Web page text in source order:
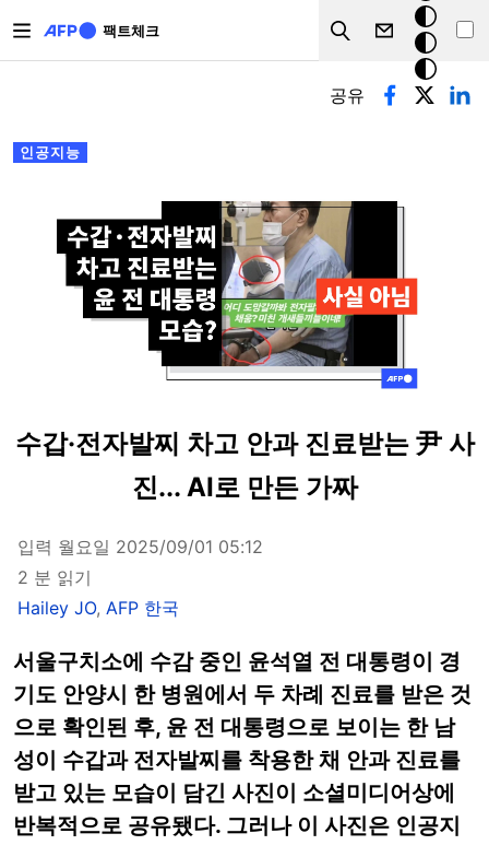
팩트체크
Search
크
모
드
기본탭
인공지능
공유
수갑·전자발찌 차고 안과 진료받는 尹 사
진... AI로 만든 가짜
입력 월요일 2025/09/01 05:12
2 분 읽기
Hailey JO, AFP 한국
서울구치소에 수감 중인 윤석열 전 대통령이 경
기도 안양시 한 병원에서 두 차례 진료를 받은 것
으로 확인된 후, 윤 전 대통령으로 보이는 한 남
성이 수갑과 전자발찌를 착용한 채 안과 진료를
받고 있는 모습이 담긴 사진이 소셜미디어상에
반복적으로 공유됐다. 그러나 이 사진은 인공지